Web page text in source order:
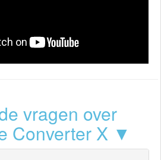
vragen over
Converter X ▼